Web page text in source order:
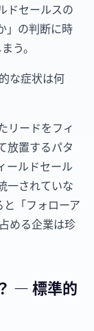
ドセールスの
」の判断に時
う。
な症状は何
リードをフィ
放置するパタ
ールドセール
一されていな
「フォローア
める企業は珍
— 標準的